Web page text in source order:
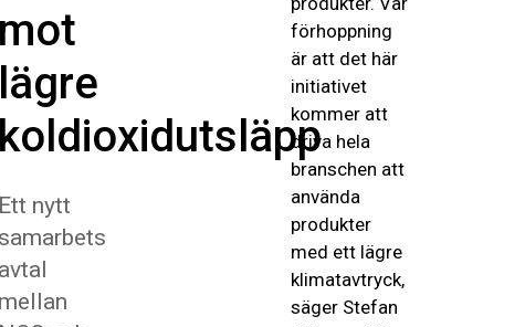
mot
lägre
koldioxidutsläpp
Ett nytt
samarbets
avtal
mellan
förhoppning
är att det här
initiativet
kommer att
driva hela
branschen att
använda
produkter
med ett lägre
klimatavtryck,
säger Stefan